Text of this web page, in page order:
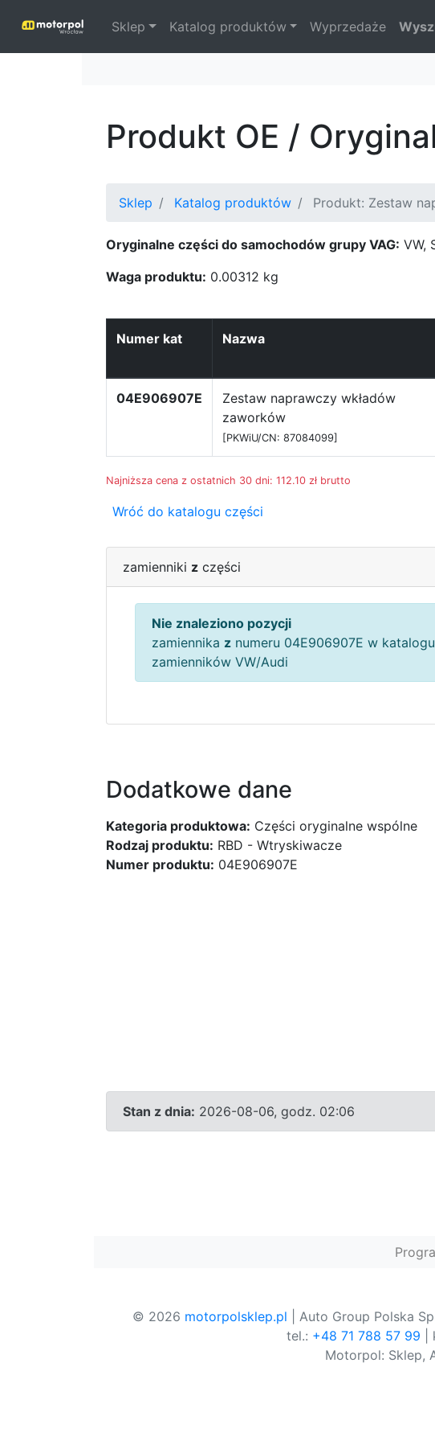
Sklep Katalog produktów Wyprzedaże
Produkt OE /
Sklep Katalog produktów Produkt: Zestaw
Oryginalne części do samochodów grupy VAG: VW,
Waga produktu: 0.00312 kg
Numer kat Nazwa
04E906907E
Zestaw naprawczy wkładów
zaworków
[PKWiU/CN: 87084099]
Najniższa cena z ostatnich 30 dni: 112.10 zł brutto
Wróć do katalogu części
zamienniki z części
Nie znaleziono pozycji
zamiennika z numeru 04E906907E w katalogu
zamienników VW/Audi
Dodatkowe dane
Kategoria produktowa: Części oryginalne wspólne
Rodzaj produktu: RBD - Wtryskiwacze
Numer produktu: 04E906907E
Stan z dnia: 2026-08-06, godz. 02:06
© 2026 motorpolsklep.pl | Auto Group Polska
tel.: +48 71 788 57 99 |
Motorpol: Sklep,